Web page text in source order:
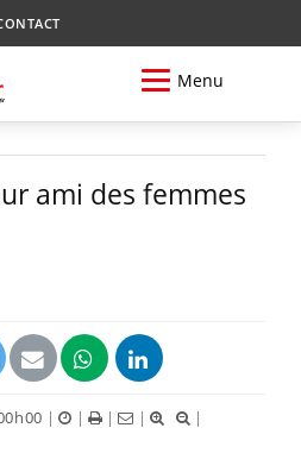
Menu
ami des femmes
| | | |
|